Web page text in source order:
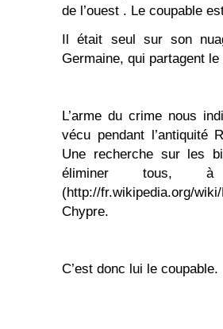
de l’ouest . Le coupable
Il était seul sur son
Germaine, qui partagent le
L’arme du crime nous
vécu pendant l’antiquité
Une recherche sur les
éliminer tous, à
(http://fr.wikipedia.org/
Chypre.
C’est donc lui le coupable.